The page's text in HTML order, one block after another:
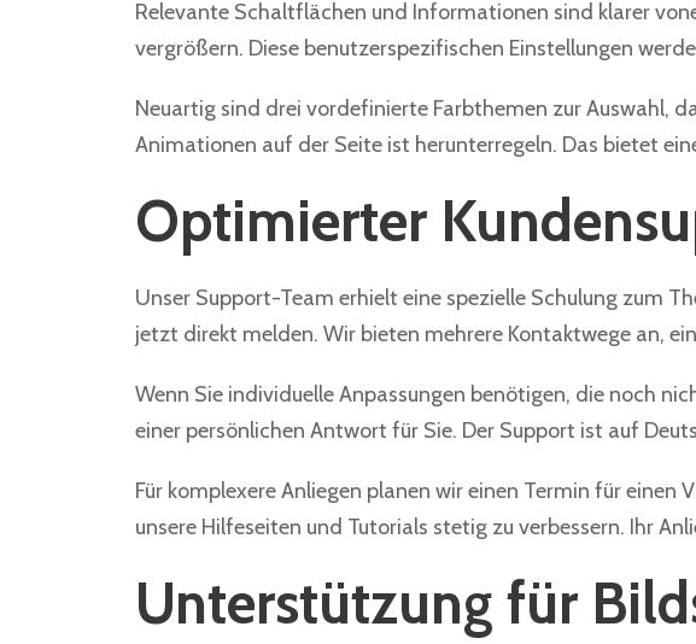
Relevante Schaltflächen und Informationen sind klarer
vergrößern. Diese benutzerspezifischen Einstellungen
Neuartig sind drei vordefinierte Farbthemen zur Auswahl,
Animationen auf der Seite ist herunterregeln. Das bietet
Optimierter
Unser Support-Team erhielt eine spezielle Schulung zum
jetzt direkt melden. Wir bieten mehrere Kontaktwege an,
Wenn Sie individuelle Anpassungen benötigen, die noch
einer persönlichen Antwort für Sie. Der Support ist auf
Für komplexere Anliegen planen wir einen Termin für
unsere Hilfeseiten und Tutorials stetig zu verbessern. Ihr
Unterstützung für